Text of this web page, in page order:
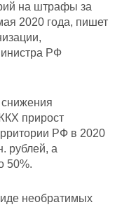
на штрафы за
2020 года, пишет
РФ
снижения
прирост
РФ в 2020
рублей, а
50%.
необратимых